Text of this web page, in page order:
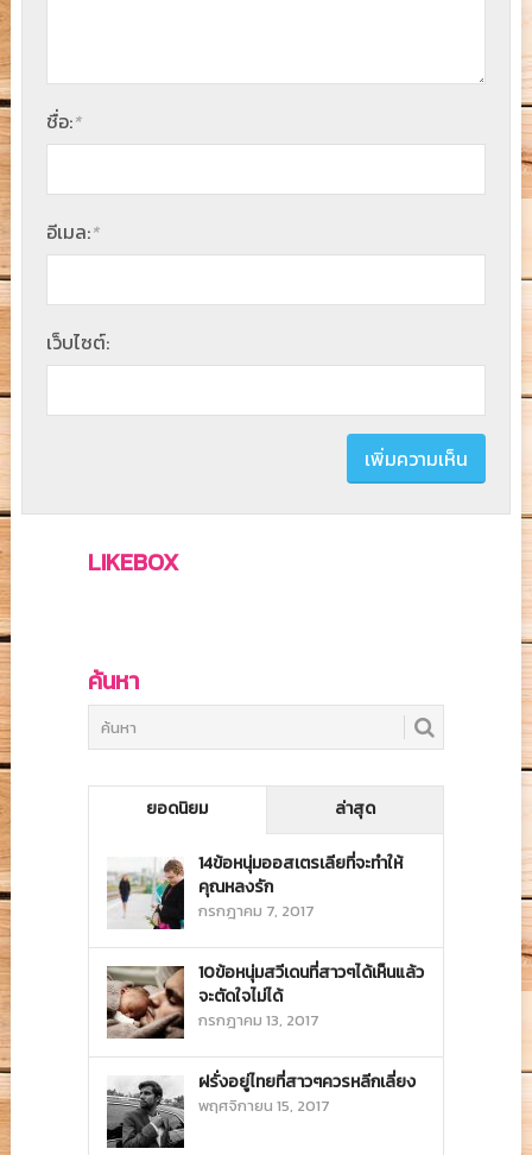
ชื่อ:*
อีเมล:*
เว็บไซต์:
LIKEBOX
ค้นหา
ยอดนิยม ล่าสุด
14ข้อหนุ่มออสเตรเลียที่จะทำให้
คุณหลงรัก
กรกฎาคม 7, 2017
10ข้อหนุ่มสวีเดนที่สาวๆได้เห็นแล้ว
จะตัดใจไม่ได้
กรกฎาคม 13, 2017
ฝรั่งอยู่ไทยที่สาวๆควรหลีกเลี่ยง
พฤศจิกายน 15, 2017